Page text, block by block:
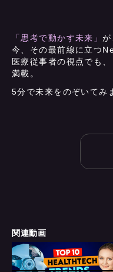
「思考で動かす未来」
今、その最前線に立つ
医療従事者の視点でも
満載。
5分で未来をのぞいてみ
関連動画